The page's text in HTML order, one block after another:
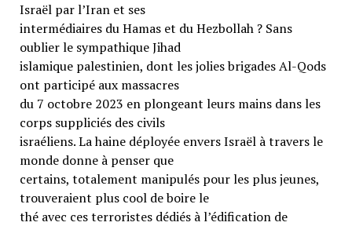
Israël par l’Iran et ses
intermédiaires du Hamas et du Hezbollah ? Sans
oublier le sympathique Jihad
islamique palestinien, dont les jolies brigades Al-Qods
ont participé aux massacres
du 7 octobre 2023 en plongeant leurs mains dans les
corps suppliciés des civils
israéliens. La haine déployée envers Israël à travers le
monde donne à penser que
certains, totalement manipulés pour les plus jeunes,
trouveraient plus cool de boire le
thé avec ces terroristes dédiés à l’édification de